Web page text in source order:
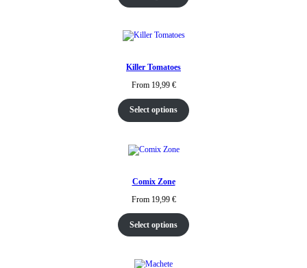
Killer Tomatoes
From 19,99 €
Select options
Comix Zone
From 19,99 €
Select options